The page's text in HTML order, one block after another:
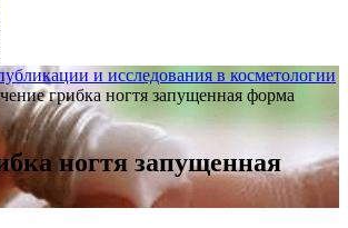
и исследования в косметологии
грибка ногтя запущенная форма
ногтя запущенная